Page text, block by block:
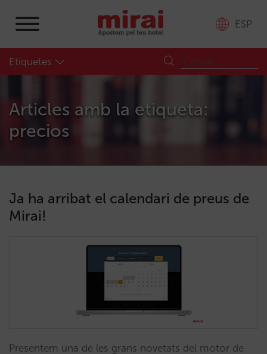
ESP
Etiquetes
Articles amb la etiqueta:
precios
Ja ha arribat el calendari de preus de
Mirai!
Presentem una de les grans novetats del motor de